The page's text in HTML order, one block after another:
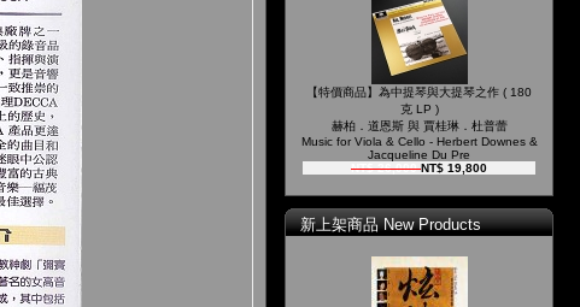
【特價商品】為中提琴與大提琴之作 ( 180
克 LP )
赫柏．道恩斯 與 賈桂琳．杜普蕾
Music for Viola & Cello - Herbert Downes &
Jacqueline Du Pre
NT$ 26,000NT$ 19,800
新上架商品 New Products